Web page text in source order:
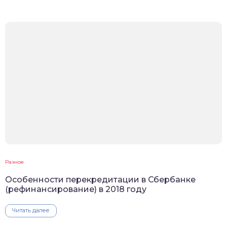
Разное
Особенности перекредитации в Сбербанке
(рефинансирование) в 2018 году
Читать далее